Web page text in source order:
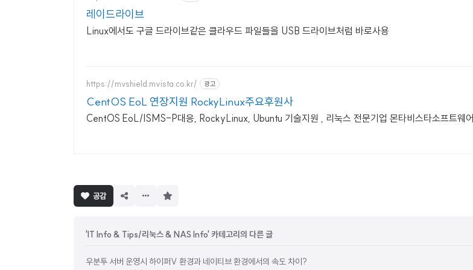
레이드라이브
Linux에서도 구글 드라이브같은 클라우드 파일들을 USB 드라이브처럼 바로사용
https://mvshield.mvista.co.kr/ 광고
CentOS EoL 연장지원 RockyLinux주요후원사
CentOS EoL/ISMS-P대응, RockyLinux, Ubuntu 기술지원 , 리눅스 전문기업 몬타비스타소프트웨어
공감
'IT Info & Tips/리눅스 & NAS Info' 카테고리의 다른 글
우분투 서버 운영시 하이퍼V 환경과 네이티브 환경에서의 속도 차이?